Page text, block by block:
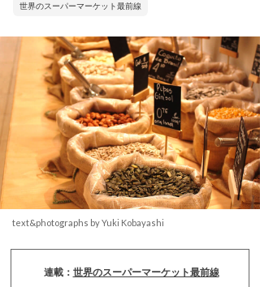
世界のスーパーマーケット最前線
text&photographs by Yuki Kobayashi
連載： 世界のスーパーマーケット最前線